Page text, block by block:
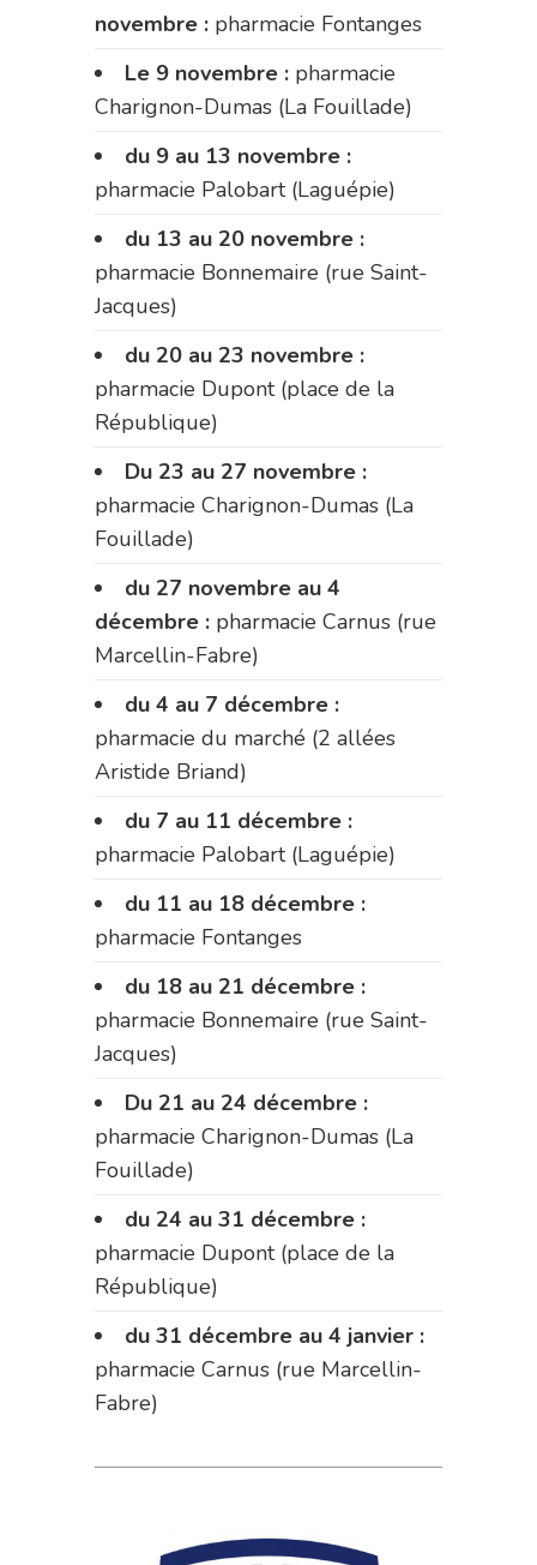
novembre : pharmacie Fontanges
Le 9 novembre : pharmacie
Charignon-Dumas (La Fouillade)
du 9 au 13 novembre :
pharmacie Palobart (Laguépie)
du 13 au 20 novembre :
pharmacie Bonnemaire (rue Saint-
Jacques)
du 20 au 23 novembre :
pharmacie Dupont (place de la
République)
Du 23 au 27 novembre :
pharmacie Charignon-Dumas (La
Fouillade)
du 27 novembre au 4
décembre : pharmacie Carnus (rue
Marcellin-Fabre)
du 4 au 7 décembre :
pharmacie du marché (2 allées
Aristide Briand)
du 7 au 11 décembre :
pharmacie Palobart (Laguépie)
du 11 au 18 décembre :
pharmacie Fontanges
du 18 au 21 décembre :
pharmacie Bonnemaire (rue Saint-
Jacques)
Du 21 au 24 décembre :
pharmacie Charignon-Dumas (La
Fouillade)
du 24 au 31 décembre :
pharmacie Dupont (place de la
République)
du 31 décembre au 4 janvier :
pharmacie Carnus (rue Marcellin-
Fabre)